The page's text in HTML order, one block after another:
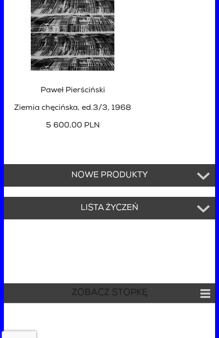
Paweł Pierściński
Ziemia chęcińska, ed.3/3, 1968
5 600,00 PLN
NOWE PRODUKTY
LISTA ŻYCZEŃ
ZOBACZ STOPKĘ